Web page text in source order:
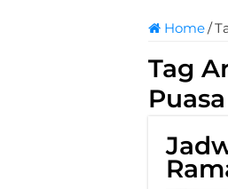
Home/
Tag